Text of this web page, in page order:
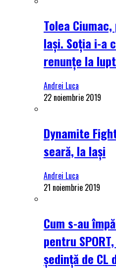
Tolea
Iași. Soția i-a
renunțe la
Andrei Luca
22 noiembrie 2019
Dynamite
seară, la Iași
Andrei Luca
21 noiembrie 2019
Cum s-au
pentru
ședință de CL